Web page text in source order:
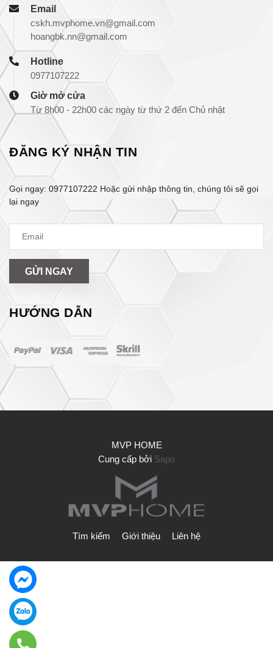
Email
cskh.mvphome.vn@gmail.com
hoangbk.nn@gmail.com
Hotline
0977107222
Giờ mở cửa
Từ 8h00 - 22h00 các ngày từ thứ 2 đến Chủ nhật
ĐĂNG KÝ NHẬN TIN
Gọi ngay: 0977107222 Hoặc gửi nhập thông tin, chúng tôi sẽ gọi
lại ngay
GỬI NGAY
HƯỚNG DẪN
MVP HOME
Cung cấp bởi Sapo
Tìm kiếm Giới thiệu Liên hệ